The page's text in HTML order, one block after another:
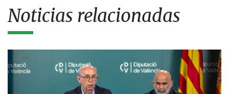
Noticias relacionadas